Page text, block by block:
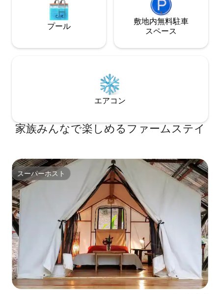
プール
敷地内無料駐⁠車
ス⁠ペ⁠ー⁠ス
エアコン
家族みんなで楽しめるファームステイ
スーパーホスト
スーパーホスト